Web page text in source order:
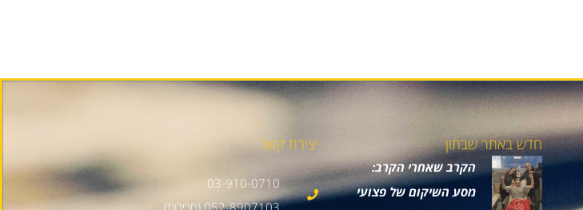
חדש באתר שבתון
הקרב שאחרי הקרב:
מסע השיקום של פצועי
יצירת קשר
03-910-0710